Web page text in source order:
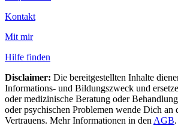
Kontakt
Mit mir
Hilfe finden
Disclaimer: Die bereitgestellten Inhalte
Informations- und Bildungszweck und
oder medizinische Beratung oder
oder psychischen Problemen wende Dich an
Vertrauens. Mehr Informationen in den AGB.